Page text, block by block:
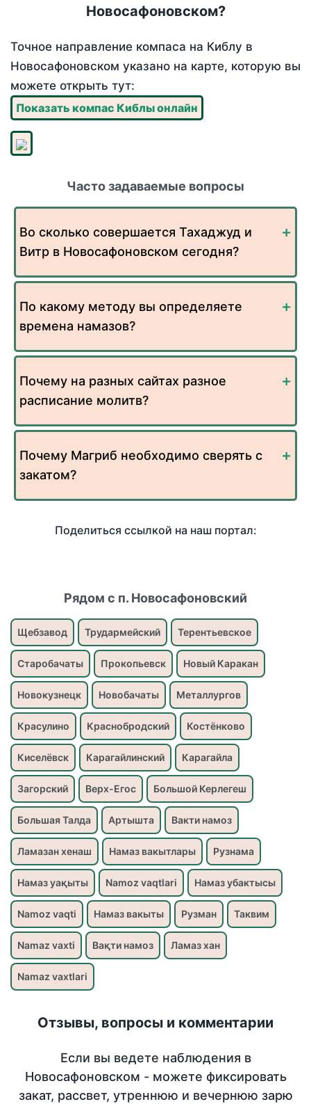
Новосафоновском?
Точное направление компаса на Киблу в
Новосафоновском указано на карте, которую вы
можете открыть тут:
Показать компас Киблы онлайн
Часто задаваемые вопросы
Во сколько совершается Тахаджуд и
Витр в Новосафоновском сегодня?
По какому методу вы определяете
времена намазов?
Почему на разных сайтах разное
расписание молитв?
Почему Магриб необходимо сверять с
закатом?
Поделиться ссылкой на наш портал:
Рядом с п. Новосафоновский
Щебзавод Трудармейский Терентьевское
Старобачаты Прокопьевск Новый Каракан
Новокузнецк Новобачаты Металлургов
Красулино Краснобродский Костёнково
Киселёвск Карагайлинский Карагайла
Загорский Верх-Егос Большой Керлегеш
Большая Талда Артышта Вакти намоз
Ламазан хенаш Намаз вакытлары Рузнама
Намаз уақыты Namoz vaqtlari Намаз убактысы
Namoz vaqti Намаз вакыты Рузман Таквим
Namaz vaxti Вақти намоз Ламаз хан
Namaz vaxtlari
Отзывы, вопросы и комментарии
Если вы ведете наблюдения в
Новосафоновском - можете фиксировать
закат, рассвет, утреннюю и вечернюю зарю